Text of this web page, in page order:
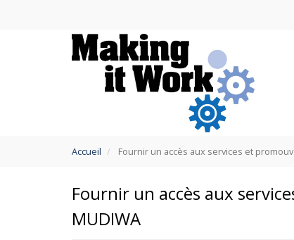
are
Accueil Fournir un accès aux services et
Fournir un accès aux
MUDIWA